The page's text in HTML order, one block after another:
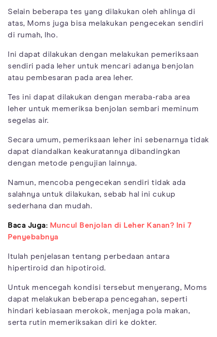
Selain beberapa tes yang dilakukan oleh ahlinya di
atas, Moms juga bisa melakukan pengecekan sendiri
di rumah, lho.
Ini dapat dilakukan dengan melakukan pemeriksaan
sendiri pada leher untuk mencari adanya benjolan
atau pembesaran pada area leher.
Tes ini dapat dilakukan dengan meraba-raba area
leher untuk memeriksa benjolan sembari meminum
segelas air.
Secara umum, pemeriksaan leher ini sebenarnya tidak
dapat diandalkan keakuratannya dibandingkan
dengan metode pengujian lainnya.
Namun, mencoba pengecekan sendiri tidak ada
salahnya untuk dilakukan, sebab hal ini cukup
sederhana dan mudah.
Baca Juga: Muncul Benjolan di Leher Kanan? Ini 7
Penyebabnya
Itulah penjelasan tentang perbedaan antara
hipertiroid dan hipotiroid.
Untuk mencegah kondisi tersebut menyerang, Moms
dapat melakukan beberapa pencegahan, seperti
hindari kebiasaan merokok, menjaga pola makan,
serta rutin memeriksakan diri ke dokter.